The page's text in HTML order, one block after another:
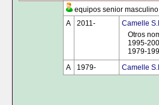
equipos senior masculino
A
2011-
Camelle
Otros
1995-
1979-
A
1979- Camelle